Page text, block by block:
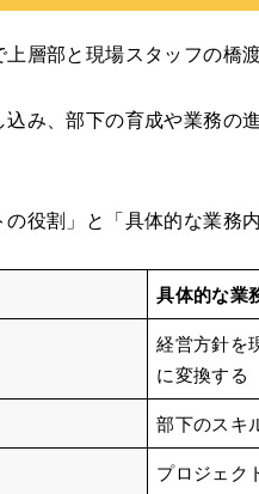
層部と現場スタッフの橋
み、部下の育成や業務の
役割」と「具体的な業務
具体的な業
経営方針を
に変換する
部下のスキ
プロジェク